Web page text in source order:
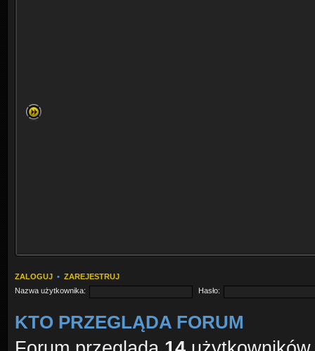
ZALOGUJ • ZAREJESTRUJ
Nazwa użytkownika:
Hasło:
KTO PRZEGLĄDA FORUM